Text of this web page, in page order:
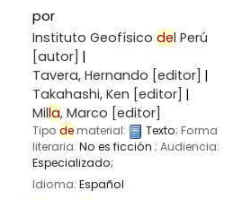
por
Instituto Geofísico del Perú
[autor]
Tavera, Hernando [editor]
Takahashi, Ken [editor]
Milla, Marco [editor]
Tipo dematerial: Texto; Forma
literaria: No es ficción ; Audiencia:
Especializado;
Idioma: Español